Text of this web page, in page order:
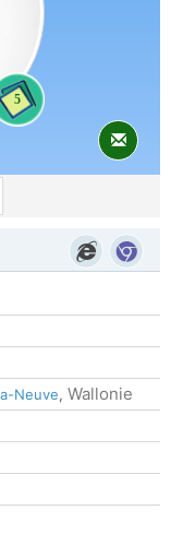
5
Neuve, Wallonie